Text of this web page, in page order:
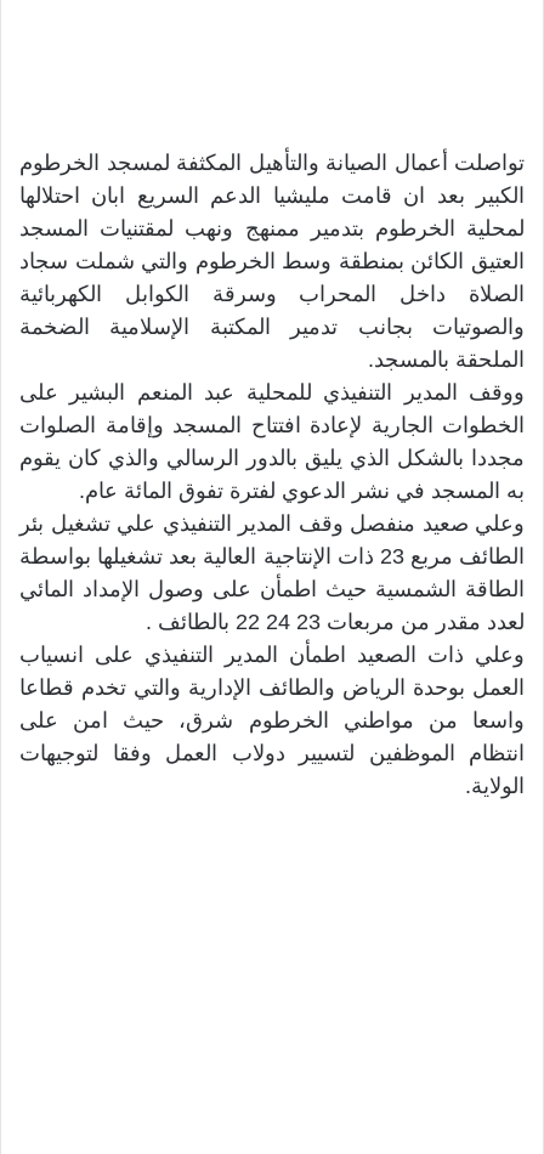
تواصلت أعمال الصيانة والتأهيل المكثفة لمسجد الخرطوم
الكبير بعد ان قامت مليشيا الدعم السريع ابان احتلالها
لمحلية الخرطوم بتدمير ممنهج ونهب لمقتنيات المسجد
العتيق الكائن بمنطقة وسط الخرطوم والتي شملت سجاد
الصلاة داخل المحراب وسرقة الكوابل الكهربائية
والصوتيات بجانب تدمير المكتبة الإسلامية الضخمة
الملحقة بالمسجد.
ووقف المدير التنفيذي للمحلية عبد المنعم البشير على
الخطوات الجارية لإعادة افتتاح المسجد وإقامة الصلوات
مجددا بالشكل الذي يليق بالدور الرسالي والذي كان يقوم
به المسجد في نشر الدعوي لفترة تفوق المائة عام.
وعلي صعيد منفصل وقف المدير التنفيذي علي تشغيل بئر
الطائف مربع 23 ذات الإنتاجية العالية بعد تشغيلها بواسطة
الطاقة الشمسية حيث اطمأن على وصول الإمداد المائي
لعدد مقدر من مربعات 23 24 22 بالطائف .
وعلي ذات الصعيد اطمأن المدير التنفيذي على انسياب
العمل بوحدة الرياض والطائف الإدارية والتي تخدم قطاعا
واسعا من مواطني الخرطوم شرق، حيث امن على
انتظام الموظفين لتسيير دولاب العمل وفقا لتوجيهات
الولاية.